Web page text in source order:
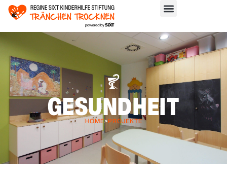
GESUNDHEIT
HOME>PROJEKTE